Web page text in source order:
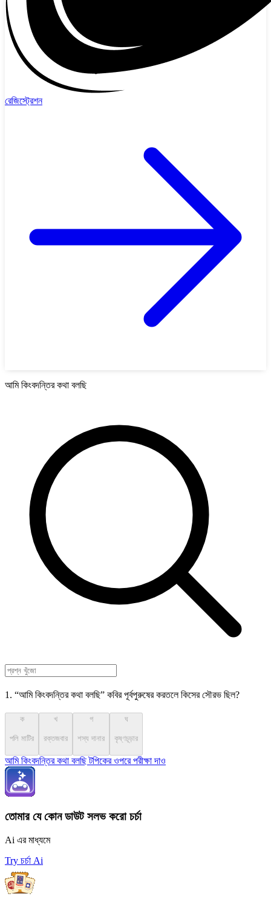
রেজিস্ট্রেশন
আমি কিংবদন্তির কথা বলছি
1. “আমি কিংবদন্তির কথা বলছি” কবির পূর্বপুরুষের করতলে কিসের সৌরভ ছিল?
ক
পলি মাটির
খ
রক্তজবার
গ
শস্য দানার
ঘ
কৃষ্ণচূড়ার
আমি কিংবদন্তির কথা বলছি টপিকের ওপরে পরীক্ষা দাও
তোমার যে কোন ডাউট সলভ করো চর্চা
Ai এর মাধ্যমে
Try চর্চা Ai